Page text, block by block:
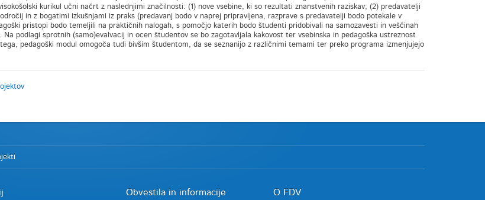
kurikul učni načrt z naslednjimi značilnosti: (1) nove vsebine, ki so rezultati znanstvenih raziskav; (2) predavatelji
in z bogatimi izkušnjami iz praks (predavanj bodo v naprej pripravljena, razprave s predavatelji bodo potekale v
pristopi bodo temeljili na praktičnih nalogah, s pomočjo katerih bodo študenti pridobivali na samozavesti in veščinah
Na podlagi sprotnih (samo)evalvacij in ocen študentov se bo zagotavljala kakovost ter vsebinska in pedagoška ustreznost
pedagoški modul omogoča tudi bivšim študentom, da se seznanijo z različnimi temami ter preko programa izmenjujejo
Obvestila in informacije O FDV